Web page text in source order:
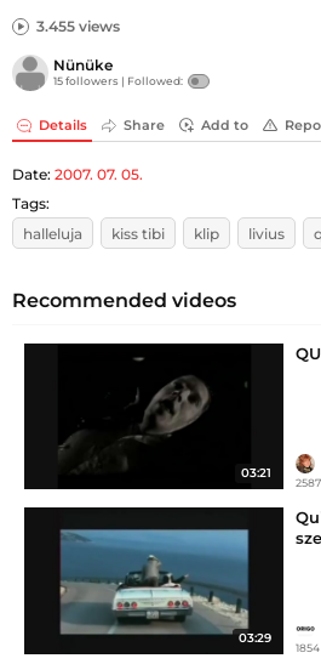
3.455 views
Nünüke
15 followers | Followed:
Details Share Add to
Date: 2007. 07. 05.
Tags:
halleluja
kiss tibi klip livius
Recommended videos
03:21
03:29